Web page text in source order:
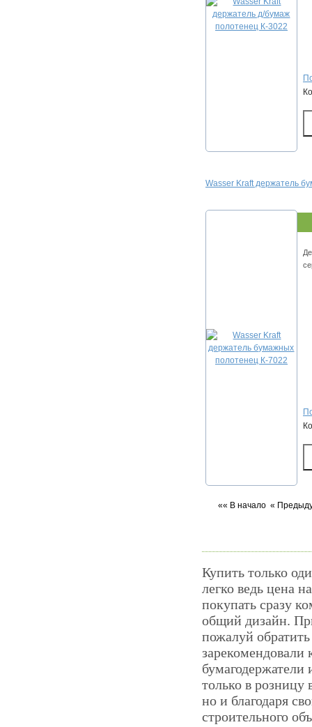
Wasser Kraft держатель
«« В начало «
Купить только
легко ведь цена
покупать сразу
общий дизайн.
пожалуй
зарекомендовали
только в
но и благодаря
строительного